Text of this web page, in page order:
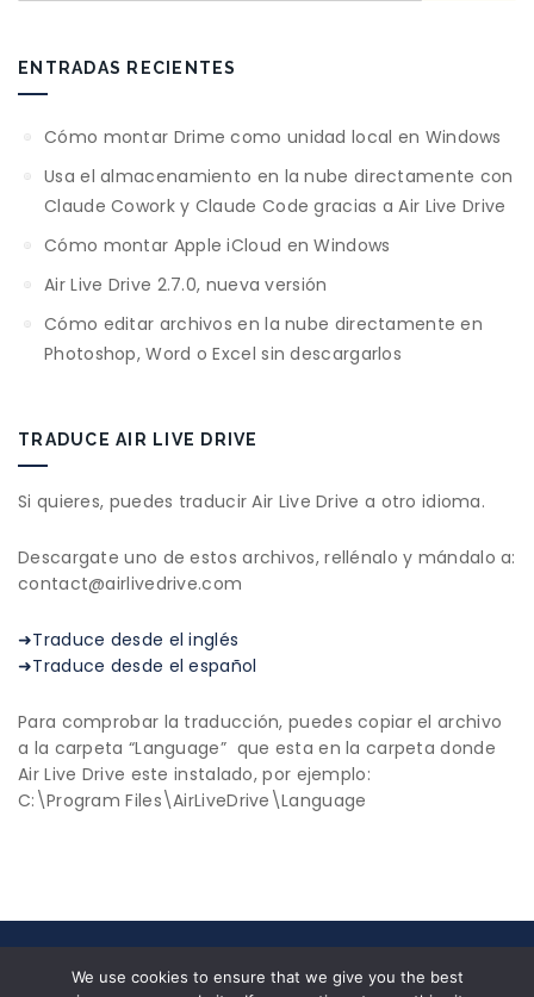
ENTRADAS RECIENTES
Cómo montar Drime como unidad local en Windows
Usa el almacenamiento en la nube directamente con
Claude Cowork y Claude Code gracias a Air Live Drive
Cómo montar Apple iCloud en Windows
Air Live Drive 2.7.0, nueva versión
Cómo editar archivos en la nube directamente en
Photoshop, Word o Excel sin descargarlos
TRADUCE AIR LIVE DRIVE
Si quieres, puedes traducir Air Live Drive a otro idioma.
Descargate uno de estos archivos, rellénalo y mándalo a:
contact@airlivedrive.com
➜Traduce desde el inglés
➜Traduce desde el español
Para comprobar la traducción, puedes copiar el archivo
a la carpeta “Language” que esta en la carpeta donde
Air Live Drive este instalado, por ejemplo:
C:\Program Files\AirLiveDrive\Language
© 2026 All Rights Reserved|Privacy Policy |End User
We use cookies to ensure that we give you the best